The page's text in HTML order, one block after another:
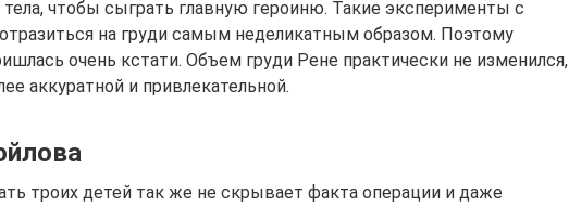
чтобы сыграть главную героиню. Такие эксперименты с
на груди самым неделикатным образом. Поэтому
очень кстати. Объем груди Рене практически не изменился,
аккуратной и привлекательной.
троих детей так же не скрывает факта операции и даже